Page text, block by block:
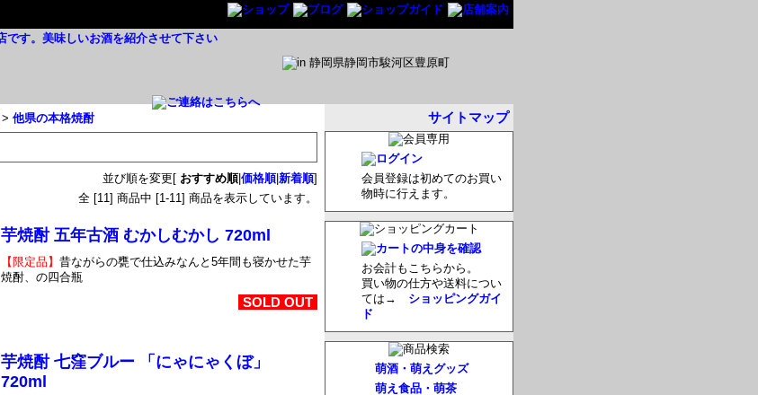
> 他県の本格焼酎
並び順を変更 [ おすすめ順|価格順|新着順]
全 [11] 商品中 [1-11] 商品を表示しています。
芋焼酎 五年古酒 むかしむかし 720ml
【限定品】 昔ながらの甕で仕込みなんと5年間も寝かせた芋
焼酎、の四合瓶
SOLD OUT
芋焼酎 七窪ブルー 「にゃにゃくぼ」
720ml
サイトマップ
会員登録は初めてのお買い
物時に行えます。
お会計もこちらから。
買い物の仕方や送料につい
ては→ ショッピングガイ
ド
萌酒・萌えグッズ
萌え食品・萌茶